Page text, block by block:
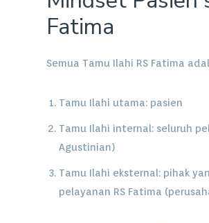
Fatima
Semua Tamu Ilahi RS Fatima
Tamu Ilahi utama: pasien
Tamu Ilahi internal: seluruh
Agustinian)
Tamu Ilahi eksternal: pihak
pelayanan RS Fatima